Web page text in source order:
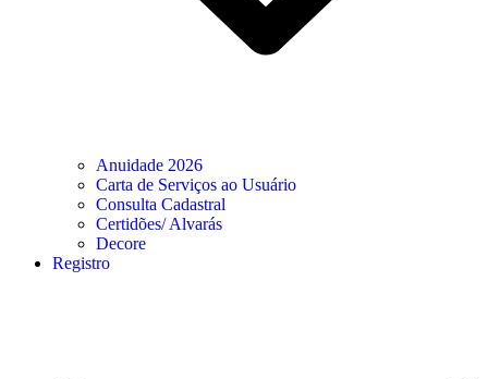
Anuidade 2026
Carta de Serviços ao Usuário
Consulta Cadastral
Certidões/ Alvarás
Decore
Registro